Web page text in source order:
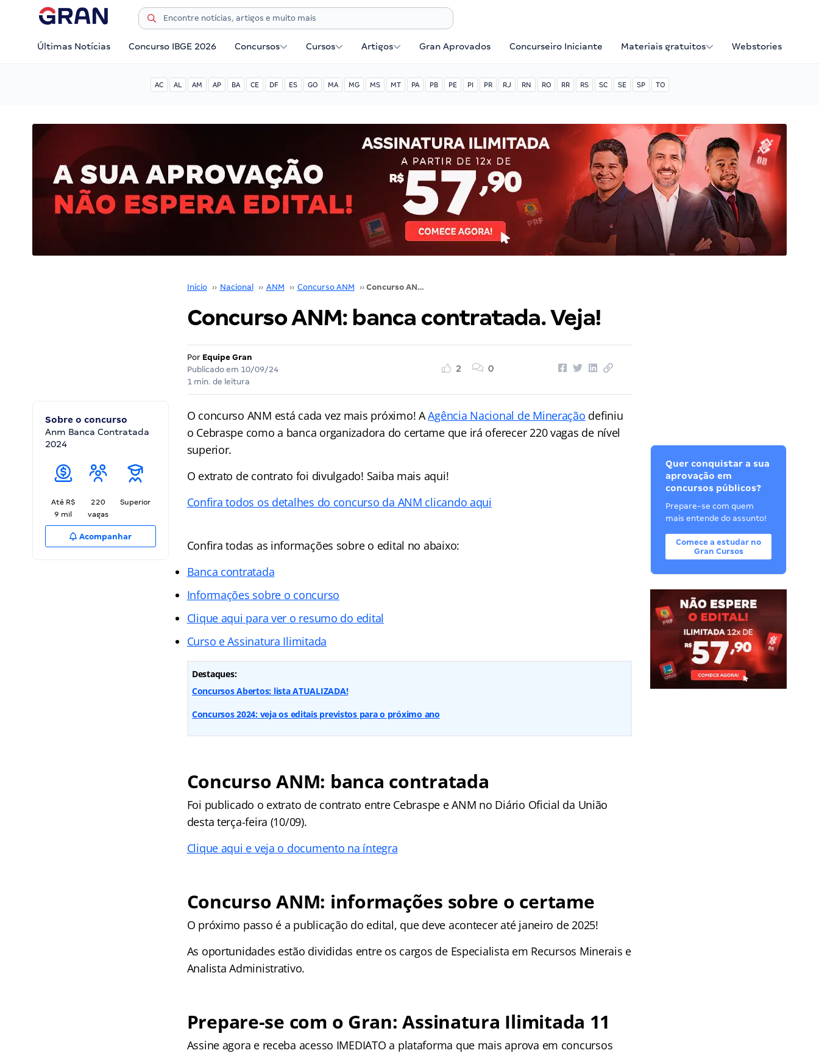
Últimas Notícias Concurso IBGE 2026 Concursos Cursos Artigos Gran Aprovados Concurseiro Iniciante Materiais gratuitos Webstories
AC AL AM AP BA CE DF ES GO MA MG MS MT PA PB PE PI PR RJ RN RO RR RS SC SE SP TO
Início ›› Nacional ›› ANM ›› Concurso ANM ›› Concurso ANM: banca contratada. Veja!
Concurso ANM: banca contratada. Veja!
Por Equipe Gran
Publicado em 10/09/24
1 min. de leitura
2 0
Sobre o concurso
Anm Banca Contratada
2024
Até R$
9 mil
220
vagas
Superior
Acompanhar
O concurso ANM está cada vez mais próximo! AAgência Nacional de Mineração definiu
o Cebraspe como a banca organizadora do certame que irá oferecer 220 vagas de nível
superior.
O extrato de contrato foi divulgado! Saiba mais aqui!
Confira todos os detalhes do concurso da ANM clicando aqui
Confira todas as informações sobre o edital no abaixo:
Banca contratada
Informações sobre o concurso
Clique aqui para ver o resumo do edital
Curso e Assinatura Ilimitada
Destaques:
Concursos Abertos: lista ATUALIZADA!
Concursos 2024: veja os editais previstos para o próximo ano
Concurso ANM: banca contratada
Foi publicado o extrato de contrato entre Cebraspe e ANM no Diário Oficial da União
desta terça-feira (10/09).
Clique aqui e veja o documento na íntegra
Concurso ANM: informações sobre o certame
O próximo passo é a publicação do edital, que deve acontecer até janeiro de 2025!
As oportunidades estão divididas entre os cargos de Especialista em Recursos Minerais e
Analista Administrativo.
Prepare-se com o Gran: Assinatura Ilimitada 11
Assine agora e receba acesso IMEDIATO a plataforma que mais aprova em concursos
Quer conquistar a sua
aprovação em
concursos públicos?
Prepare-se com quem
mais entende do assunto!
Comece a estudar no
Gran Cursos